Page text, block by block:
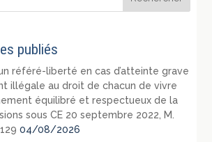
publiés
référé-liberté en cas d’atteinte grave
illégale au droit de chacun de vivre
équilibré et respectueux de la
sous CE 20 septembre 2022, M.
04/08/2026